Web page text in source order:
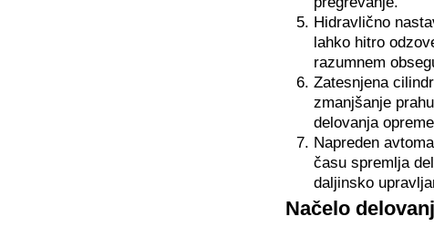
Hidravlično
lahko hitro
razumnem
Zatesnjena
zmanjšanje
delovanja
Napreden
času spremlja
daljinsko
Načelo